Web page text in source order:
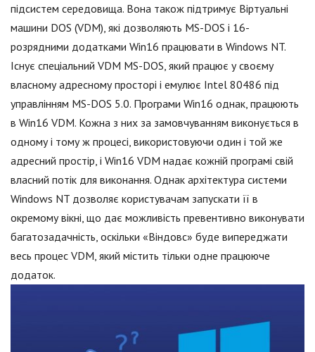
підсистем середовища. Вона також підтримує Віртуальні
машини DOS (VDM), які дозволяють MS-DOS і 16-
розрядними додатками Win16 працювати в Windows NT.
Існує спеціальний VDM MS-DOS, який працює у своєму
власному адресному просторі і емулює Intel 80486 під
управлінням MS-DOS 5.0. Програми Win16 однак, працюють
в Win16 VDM. Кожна з них за замовчуванням виконується в
одному і тому ж процесі, використовуючи один і той же
адресний простір, і Win16 VDM надає кожній програмі свій
власний потік для виконання. Однак архітектура системи
Windows NT дозволяє користувачам запускати її в
окремому вікні, що дає можливість превентивно виконувати
багатозадачність, оскільки «Віндовс» буде випереджати
весь процес VDM, який містить тільки одне працююче
додаток.